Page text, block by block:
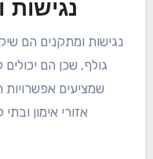
המועדון
תחזית מזג האוויר